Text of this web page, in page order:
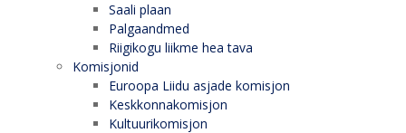
Saali plaan
Palgaandmed
Riigikogu liikme hea tava
Komisjonid
Euroopa Liidu asjade komisjon
Keskkonnakomisjon
Kultuurikomisjon